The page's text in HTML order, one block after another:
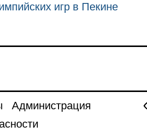
игр в Пекине
Администрация